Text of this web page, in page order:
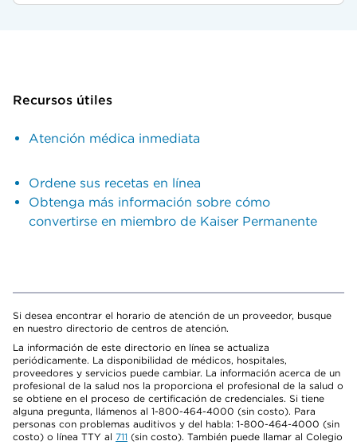
Recursos útiles
Atención médica inmediata
Ordene sus recetas en línea
Obtenga más información sobre cómo
convertirse en miembro de Kaiser Permanente
Si desea encontrar el horario de atención de un proveedor, busque
en nuestro directorio de centros de atención.
La información de este directorio en línea se actualiza
periódicamente. La disponibilidad de médicos, hospitales,
proveedores y servicios puede cambiar. La información acerca de un
profesional de la salud nos la proporciona el profesional de la salud o
se obtiene en el proceso de certificación de credenciales. Si tiene
alguna pregunta, llámenos al 1-800-464-4000 (sin costo). Para
personas con problemas auditivos y del habla: 1-800-464-4000 (sin
costo) o línea TTY al 711 (sin costo). También puede llamar al Colegio